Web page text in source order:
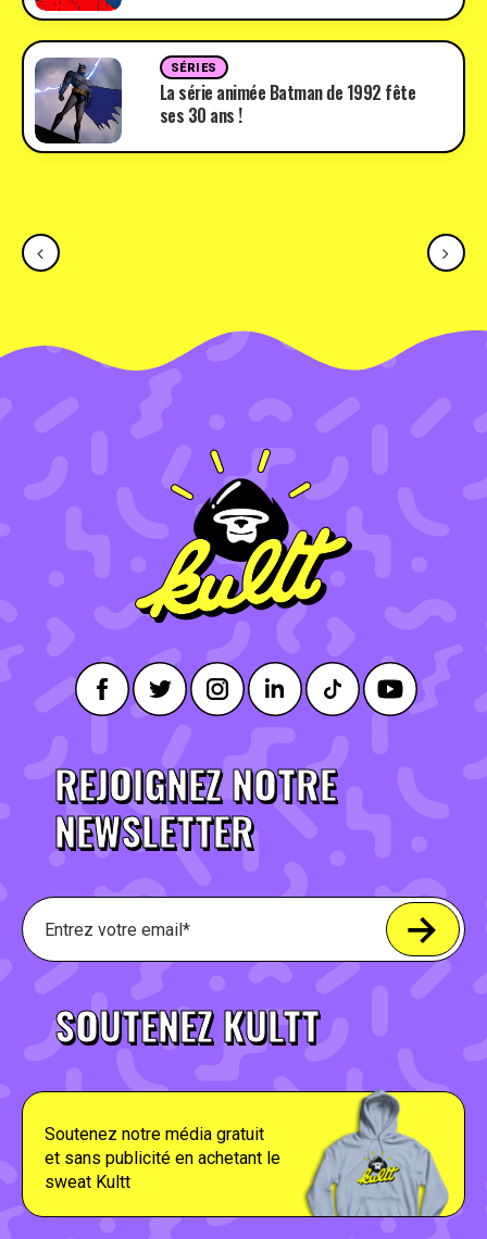
SÉRIES
La série animée Batman de 1992 fête
ses 30 ans !
REJOIGNEZ NOTRE
NEWSLETTER
SOUTENEZ KULTT
Soutenez notre média gratuit
et sans publicité en achetant le
sweat Kultt